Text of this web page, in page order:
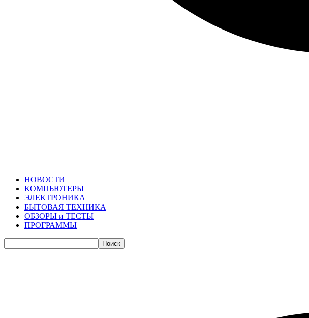
НОВОСТИ
КОМПЬЮТЕРЫ
ЭЛЕКТРОНИКА
БЫТОВАЯ ТЕХНИКА
ОБЗОРЫ и ТЕСТЫ
ПРОГРАММЫ
Поиск